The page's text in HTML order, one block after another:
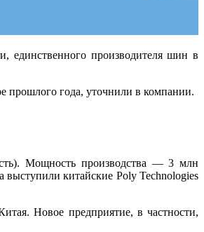
единственного производителя шин в
прошлого года, уточнили в компании.
Мощность производства — 3 млн
китайские Poly Technologies
Новое предприятие, в частности,